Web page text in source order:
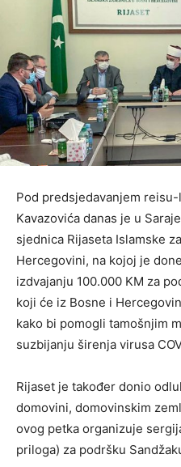
Pod predsjedavanjem
Kavazovića danas je u
sjednica Rijaseta Islamske
Hercegovini, na kojoj je
izdvajanju 100.000 KM za
koji će iz Bosne i
kako bi pomogli tamošnjim
suzbijanju širenja virusa
Rijaset je također donio
domovini, domovinskim
ovog petka organizuje
priloga) za podršku